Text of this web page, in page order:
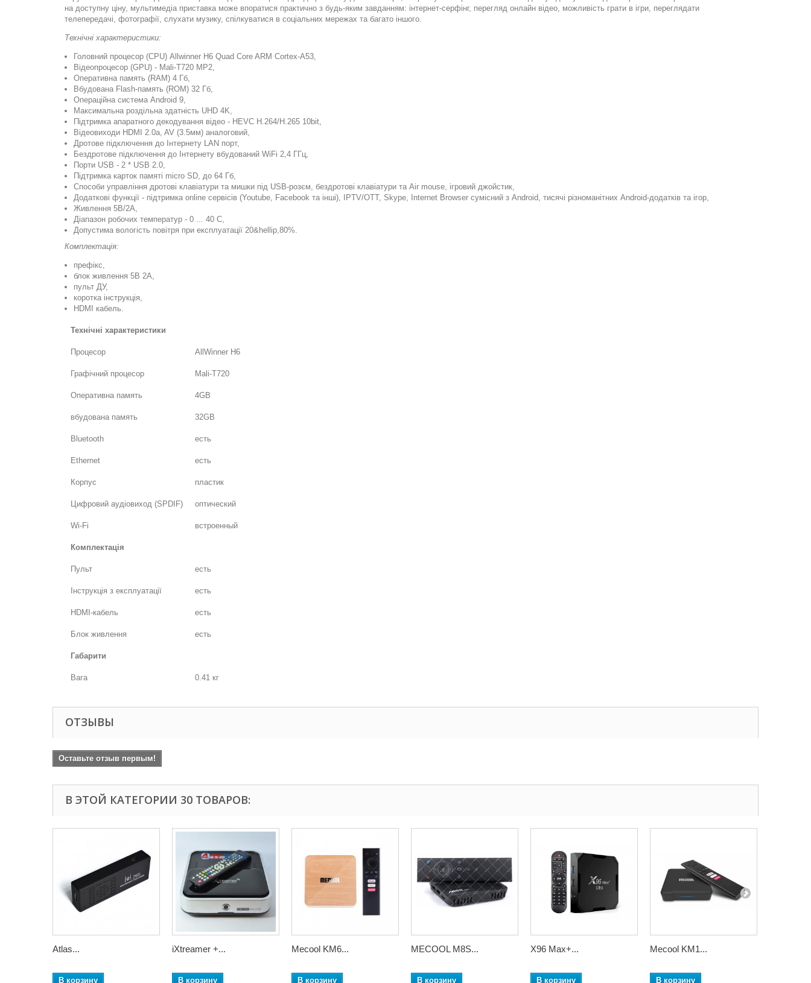
на доступну ціну, мультимедіа приставка може впоратися практично з будь-яким завданням: інтернет-серфінг, перегляд онлайн відео, можливість грати в ігри, переглядати
телепередачі, фотографії, слухати музику, спілкуватися в соціальних мережах та багато іншого.
Технічні характеристики:
Головний процесор (CPU) Allwinner H6 Quad Core ARM Cortex-A53,
Відеопроцесор (GPU) - Mali-T720 MP2,
Оперативна память (RAM) 4 Гб,
Вбудована Flash-память (ROM) 32 Гб,
Операційна система Android 9,
Максимальна роздільна здатність UHD 4K,
Підтримка апаратного декодування відео - HEVC H.264/H.265 10bit,
Відеовиходи HDMI 2.0a, AV (3.5мм) аналоговий,
Дротове підключення до Інтернету LAN порт,
Бездротове підключення до Інтернету вбудований WiFi 2,4 ГГц,
Порти USB - 2 * USB 2.0,
Підтримка карток памяті micro SD, до 64 Гб,
Способи управління дротові клавіатури та мишки під USB-розєм, бездротові клавіатури та Air mouse, ігровий джойстик,
Додаткові функції - підтримка online сервісів (Youtube, Facebook та інші), IPTV/OTT, Skype, Internet Browser сумісний з Android, тисячі різноманітних Android-додатків та ігор,
Живлення 5В/2А,
Діапазон робочих температур - 0 ... 40 С,
Допустима вологість повітря при експлуатації 20&hellip,80%.
Комплектація:
префікс,
блок живлення 5В 2А,
пульт ДУ,
коротка інструкція,
HDMI кабель.
Технічні характеристики
Процесор AllWinner H6
Графічний процесор Mali-T720
Оперативна память 4GB
вбудована память 32GB
Bluetooth есть
Ethernet есть
Корпус пластик
Цифровий аудіовиход (SPDIF) оптический
Wi-Fi встроенный
Комплектація
Пульт есть
Інструкція з експлуатації есть
HDMI-кабель есть
Блок живлення есть
Габарити
Вага 0.41 кг
ОТЗЫВЫ
Оставьте отзыв первым!
В ЭТОЙ КАТЕГОРИИ 30 ТОВАРОВ:
Atlas...
В корзину
iXtreamer +...
В корзину
Mecool KM6...
В корзину
MECOOL M8S...
В корзину
X96 Max+...
В корзину
Mecool KM1...
В корзину